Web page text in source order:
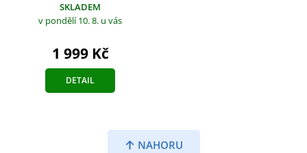
SKLADEM
v pondělí 10. 8. u vás
1 999 Kč
DETAIL
NAHORU